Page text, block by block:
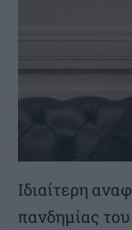
Ιδιαίτερη
πανδημίας